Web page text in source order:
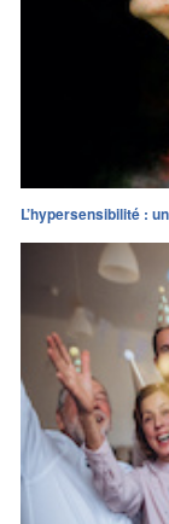
L’hypersensibilité :